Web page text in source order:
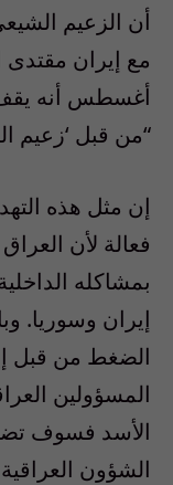
أن الزعيم
مع إيران
أغسطس أنه يقف
“من قبل ‘زعيم
إن مثل هذه
فعالة لأن
بمشاكله
إيران وسوريا.
الضغط من قبل
المسؤولين
الأسد فسوف
الشؤون